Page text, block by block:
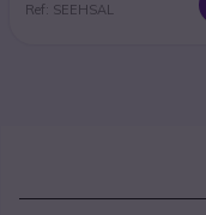
Ref: SEEHSAL